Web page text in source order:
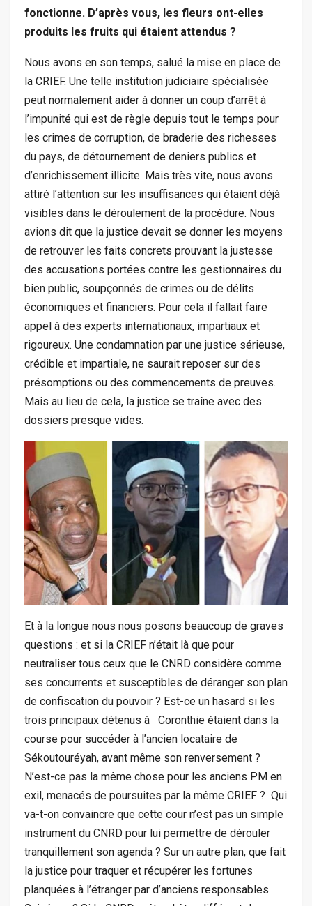
fonctionne. D’après vous, les fleurs ont-elles
produits les fruits qui étaient attendus ?
Nous avons en son temps, salué la mise en place de
la CRIEF. Une telle institution judiciaire spécialisée
peut normalement aider à donner un coup d’arrêt à
l’impunité qui est de règle depuis tout le temps pour
les crimes de corruption, de braderie des richesses
du pays, de détournement de deniers publics et
d’enrichissement illicite. Mais très vite, nous avons
attiré l’attention sur les insuffisances qui étaient déjà
visibles dans le déroulement de la procédure. Nous
avions dit que la justice devait se donner les moyens
de retrouver les faits concrets prouvant la justesse
des accusations portées contre les gestionnaires du
bien public, soupçonnés de crimes ou de délits
économiques et financiers. Pour cela il fallait faire
appel à des experts internationaux, impartiaux et
rigoureux. Une condamnation par une justice sérieuse,
crédible et impartiale, ne saurait reposer sur des
présomptions ou des commencements de preuves.
Mais au lieu de cela, la justice se traîne avec des
dossiers presque vides.
Et à la longue nous nous posons beaucoup de graves
questions : et si la CRIEF n’était là que pour
neutraliser tous ceux que le CNRD considère comme
ses concurrents et susceptibles de déranger son plan
de confiscation du pouvoir ? Est-ce un hasard si les
trois principaux détenus à Coronthie étaient dans la
course pour succéder à l’ancien locataire de
Sékoutouréyah, avant même son renversement ?
N’est-ce pas la même chose pour les anciens PM en
exil, menacés de poursuites par la même CRIEF ? Qui
va-t-on convaincre que cette cour n’est pas un simple
instrument du CNRD pour lui permettre de dérouler
tranquillement son agenda ? Sur un autre plan, que fait
la justice pour traquer et récupérer les fortunes
planquées à l’étranger par d’anciens responsables